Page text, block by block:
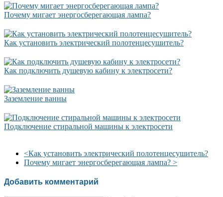
Почему мигает энергосберегающая лампа?
Как установить электрический полотенцесушитель?
Как подключить душевую кабину к электросети?
Заземление ванны
Подключение стиральной машины к электросети
<Как установить электрический полотенцесушитель?
Почему мигает энергосберегающая лампа? >
Добавить комментарий